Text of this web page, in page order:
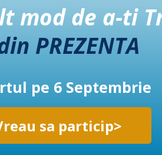
sa particip>
mod de a-ti
PREZENTA
pe 6 Septembrie